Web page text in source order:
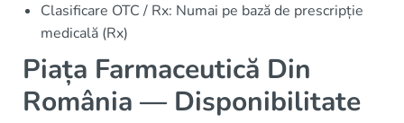
Clasificare OTC / Rx: Numai pe bază de prescripție
medicală (Rx)
Piața Farmaceutică Din
România — Disponibilitate